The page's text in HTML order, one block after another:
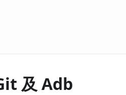
及 Adb